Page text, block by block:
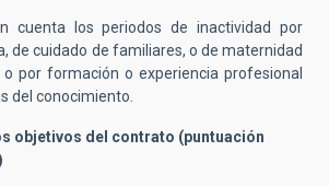
cuenta los periodos de inactividad por
de cuidado de familiares, o de maternidad
por formación o experiencia profesional
del conocimiento.
objetivos del contrato (puntuación